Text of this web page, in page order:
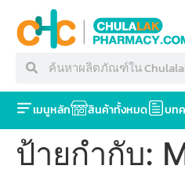
เมนูหลัก สินค้าทั้งหมด บท
ป้ายกำกับ: